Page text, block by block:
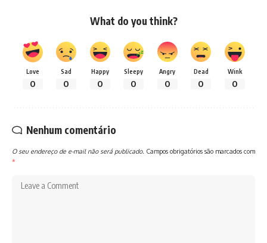
What do you think?
Love
0
Sad
0
Happy
0
Sleepy
0
Angry
0
Dead
0
Wink
0
Nenhum comentário
O seu endereço de e-mail não será publicado. Campos obrigatórios são marcados com
*